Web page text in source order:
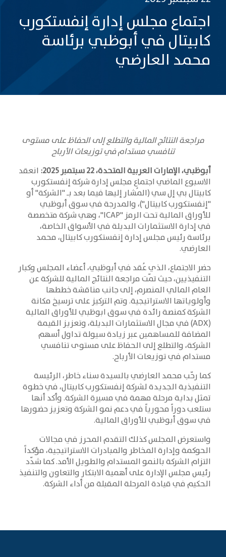
اجتماع مجلس إدارة إنفستكورب
كابيتال في أبوظبي برئاسة
محمد العارضي
مراجعة النتائج المالية والتطلع إلى الحفاظ على مستوى
تنافسي مستدام في توزيعات الأرباح
أبوظبي، الإمارات العربية المتحدة، 22 سبتمبر 2025:
انعقد
الاسبوع الماضي اجتماع مجلس إدارة شركة إنفستكورب
كابيتال بي إل سي (المُشار إليها فيما بعد بـ "الشركة" أو
"إنفستكورب كابيتال")، والمدرجة في سوق أبوظبي
للأوراق المالية تحت الرمز "ICAP"، وهي شركة متخصصة
في إدارة الاستثمارات البديلة في الأسواق الخاصة،
برئاسة رئيس مجلس إدارة إنفستكورب كابيتال، محمد
العارضي.
حضر الاجتماع، الذي عُقد في أبوظبي، أعضاء المجلس وكبار
التنفيذيين، حيث تمّت مراجعة النتائج المالية للشركة عن
العام المالي المنصرم، إلى جانب مناقشة خططها
وأولوياتها الاستراتيجية. وتم التركيز على ترسيخ مكانة
الشركة كمنصة رائدة في سوق ابوظبي للأوراق المالية
(ADX) في مجال الاستثمارات البديلة، وتعزيز القيمة
المضافة للمساهمين عبر زيادة سيولة تداول أسهم
الشركة، والتطلع إلى الحفاظ على مستوى تنافسي
مستدام في توزيعات الأرباح.
كما رحّب محمد العارضي بالسيدة سناء خاطر، الرئيسة
التنفيذية الجديدة لشركة إنفستكورب كابيتال، في خطوة
تمثل بداية مرحلة مهمة في مسيرة الشركة. وأكد أنها
ستلعب دوراً محورياً في دعم نمو الشركة وتعزيز حضورها
في سوق أبوظبي للأوراق المالية.
واستعرض المجلس كذلك التقدم المحرز في مجالات
الحوكمة وإدارة المخاطر والمبادرات الاستراتيجية، مؤكداً
التزام الشركة بالنمو المستدام والطويل الأمد. كما شدّد
رئيس مجلس الإدارة على أهمية الابتكار والتعاون والتنفيذ
الحكيم في قيادة المرحلة المقبلة من أداء الشركة.